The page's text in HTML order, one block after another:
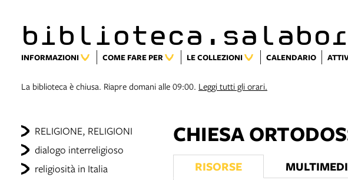
INFORMAZIONI COME FARE PER LE COLLEZIONI CALENDARIO
La biblioteca è chiusa. Riapre domani alle 09:00. Leggi tutti gli orari.
RELIGIONE, RELIGIONI
dialogo interreligioso
religiosità in Italia
CHIESA
RISORSE